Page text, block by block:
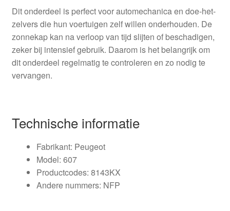
Dit onderdeel is perfect voor automechanica en doe-het-
zelvers die hun voertuigen zelf willen onderhouden. De
zonnekap kan na verloop van tijd slijten of beschadigen,
zeker bij intensief gebruik. Daarom is het belangrijk om
dit onderdeel regelmatig te controleren en zo nodig te
vervangen.
Technische informatie
Fabrikant: Peugeot
Model: 607
Productcodes: 8143KX
Andere nummers: NFP